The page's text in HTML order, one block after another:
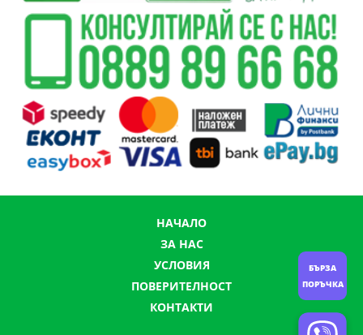
НАЧАЛО
ЗА НАС
УСЛОВИЯ
ПОВЕРИТЕЛНОСТ
КОНТАКТИ
БЪРЗА
ПОРЪЧКА